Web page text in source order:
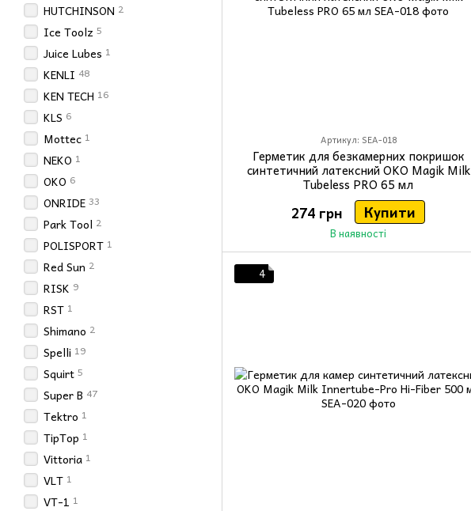
Артикул: SEA-018
Герметик для безкамерних покришок
синтетичний латексний OKO Magik Milk
Tubeless PRO 65 мл
274 грн Купити
В наявності
4
HUTCHINSON 2
Ice Toolz 5
Juice Lubes 1
KENLI 48
KEN TECH 16
KLS 6
Mottec 1
NEKO 1
OKO 6
ONRIDE 33
Park Tool 2
POLISPORT 1
Red Sun 2
RISK 9
RST 1
Shimano 2
Spelli 19
Squirt 5
Super B 47
Tektro 1
TipTop 1
Vittoria 1
VLT 1
VT-1 1